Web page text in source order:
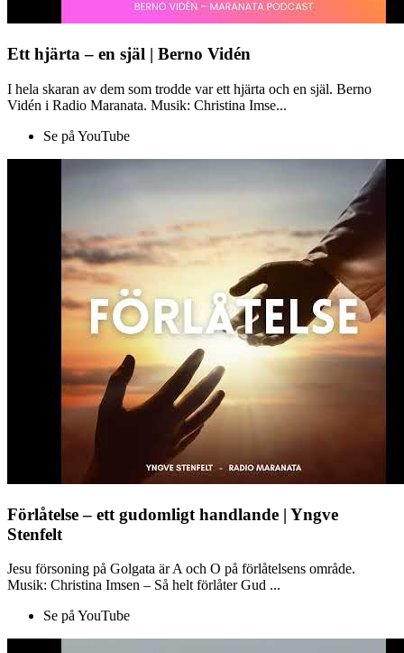
Ett hjärta – en själ | Berno Vidén
I hela skaran av dem som trodde var ett hjärta och en själ. Berno
Vidén i Radio Maranata. Musik: Christina Imse...
Se på YouTube
Förlåtelse – ett gudomligt handlande | Yngve
Stenfelt
Jesu försoning på Golgata är A och O på förlåtelsens område.
Musik: Christina Imsen – Så helt förlåter Gud ...
Se på YouTube